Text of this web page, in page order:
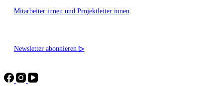
Mitarbeiter:innen und Projektleiter:innen
Newsletter abonnieren ▷